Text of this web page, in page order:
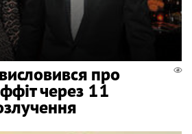
про
через 11